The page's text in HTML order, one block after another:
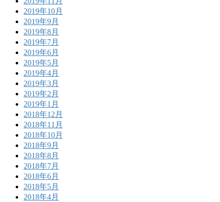
2019年10月
2019年9月
2019年8月
2019年7月
2019年6月
2019年5月
2019年4月
2019年3月
2019年2月
2019年1月
2018年12月
2018年11月
2018年10月
2018年9月
2018年8月
2018年7月
2018年6月
2018年5月
2018年4月